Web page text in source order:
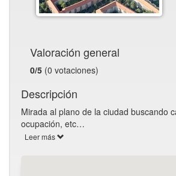
Valoración general
0/5 (0 votaciones)
Descripción
Mirada al plano de la ciudad buscando
ocupación, etc…
Leer más